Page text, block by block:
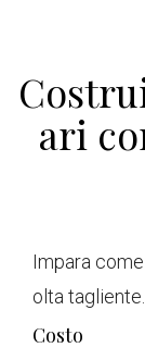
ari
Impara
olta tagliente.
Costo